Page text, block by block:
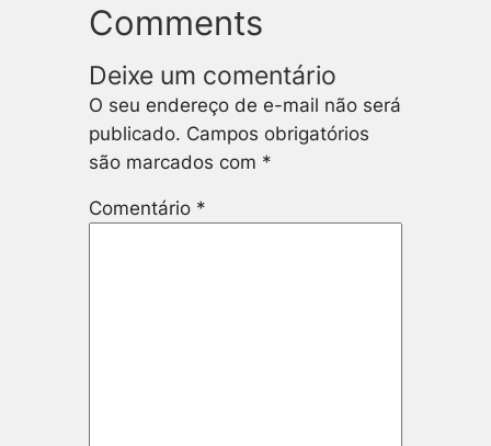
Comments
Deixe um comentário
O seu endereço de e-mail não será
publicado. Campos obrigatórios
são marcados com *
Comentário *